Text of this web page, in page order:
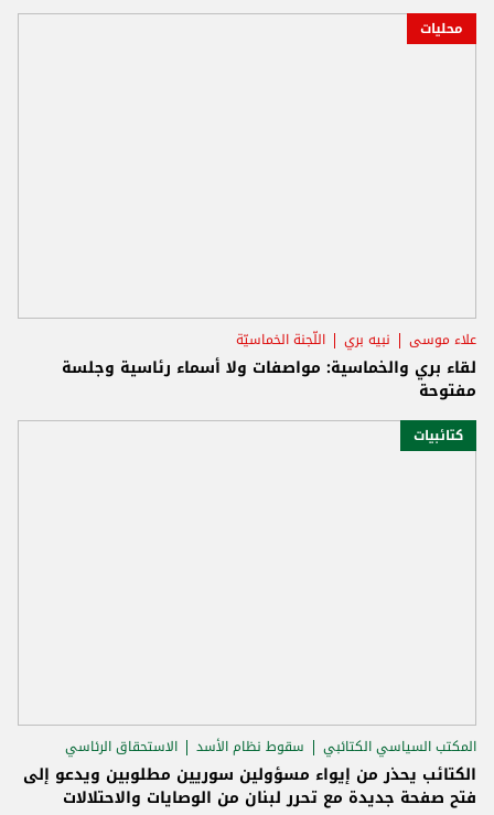
محليات
علاء موسى نبيه بري اللّجنة الخماسيّة
لقاء بري والخماسية: مواصفات ولا أسماء رئاسية وجلسة
مفتوحة
كتائبيات
المكتب السياسي الكتائبي سقوط نظام الأسد الاستحقاق الرئاسي
الكتائب يحذر من إيواء مسؤولين سوريين مطلوبين ويدعو إلى
فتح صفحة جديدة مع تحرر لبنان من الوصايات والاحتلالات